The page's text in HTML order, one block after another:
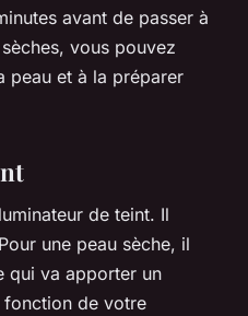
avant de passer à
vous pouvez
peau et à la préparer
de teint. Il
une peau sèche, il
qui va apporter un
de votre